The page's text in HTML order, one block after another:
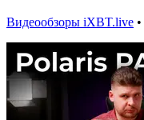
Видеообзоры iXBT.live •